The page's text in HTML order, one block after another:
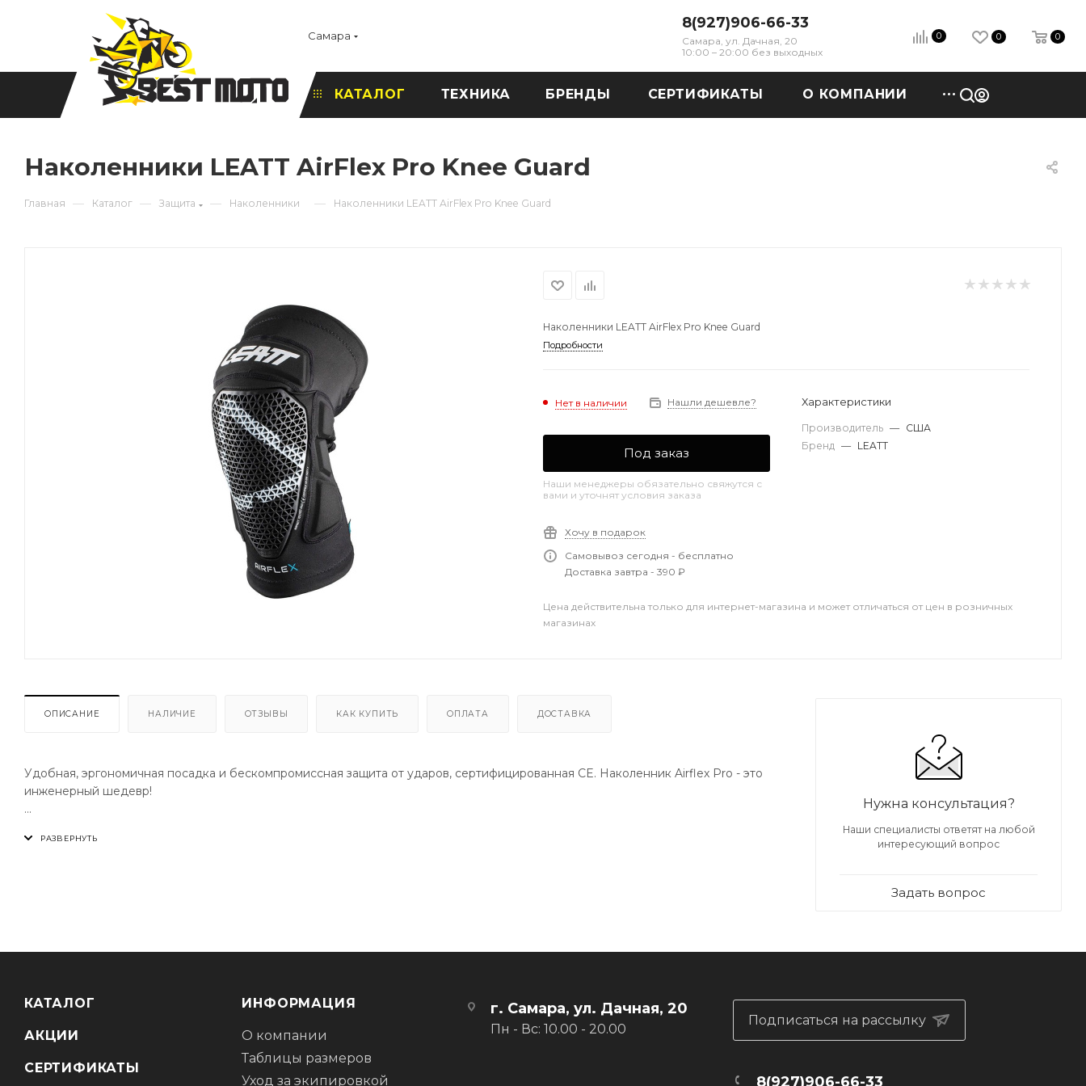
Самара
8(927)906-66-33
Самара, ул. Дачная, 20
10:00 – 20:00 без выходных
0 0 0
КАТАЛОГ ТЕХНИКА БРЕНДЫ СЕРТИФИКАТЫ О КОМПАНИИ
Наколенники LEATT AirFlex Pro Knee Guard
Главная — Каталог — Защита — Наколенники — Наколенники LEATT AirFlex Pro Knee Guard
Наколенники LEATT AirFlex Pro Knee Guard
Подробности
Нет в наличии Нашли дешевле?
Под заказ
Наши менеджеры обязательно свяжутся с
вами и уточнят условия заказа
Хочу в подарок
Самовывоз сегодня - бесплатно
Доставка завтра - 390 ₽
Характеристики
Производитель — США
Бренд — LEATT
Цена действительна только для интернет-магазина и может отличаться от цен в розничных
магазинах
ОПИСАНИЕ НАЛИЧИЕ ОТЗЫВЫ КАК КУПИТЬ ОПЛАТА ДОСТАВКА
Удобная, эргономичная посадка и бескомпромиссная защита от ударов, сертифицированная CE. Наколенник Airflex Pro - это
инженерный шедевр!
при этом защиту, сертифицированную CE.
Защита мото, купить мото защита, оф мото защита, мото товар, одежда мото, экипировка мото, мотоэкипировка купить,
Нужна консультация?
Наши специалисты ответят на любой
интересующий вопрос
Задать вопрос
КАТАЛОГ
АКЦИИ
СЕРТИФИКАТЫ
ИНФОРМАЦИЯ
О компании
Таблицы размеров
Уход за экипировкой
г. Самара, ул. Дачная, 20
Пн - Вс: 10.00 - 20.00
Подписаться на рассылку
8(927)906-66-33